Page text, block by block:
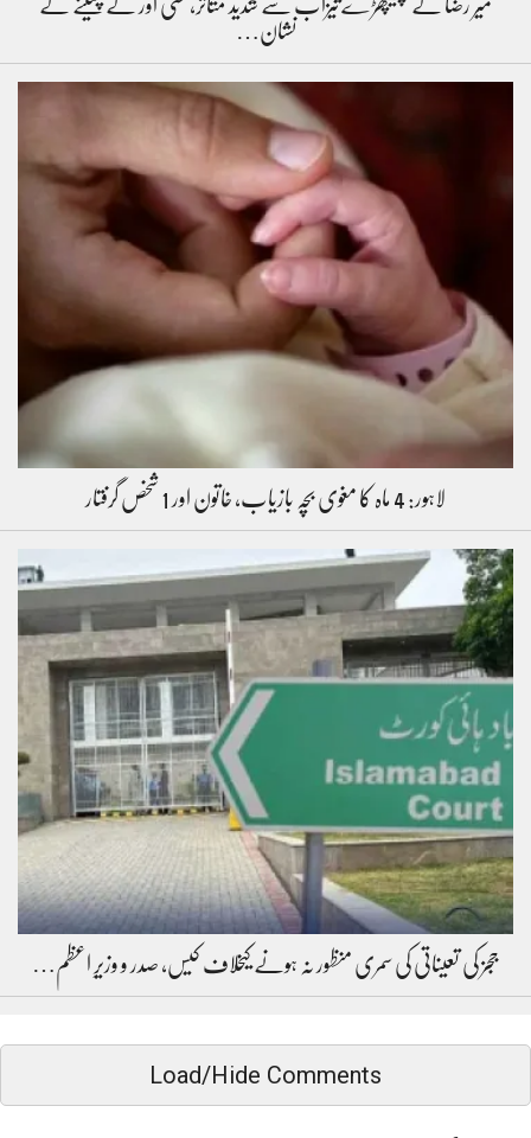
میر رضا کے پھیپھڑے تیزاب سے شدید متاثر، کسی اور کے پسینے کے
نشان…
لاہور: 4 ماہ کا مغوی بچہ بازیاب، خاتون اور 1 شخص گرفتار
ججز کی تعیناتی کی سمری منظور نہ ہونے کیخلاف کیس، صدر و وزیرِ اعظم…
Load/Hide Comments